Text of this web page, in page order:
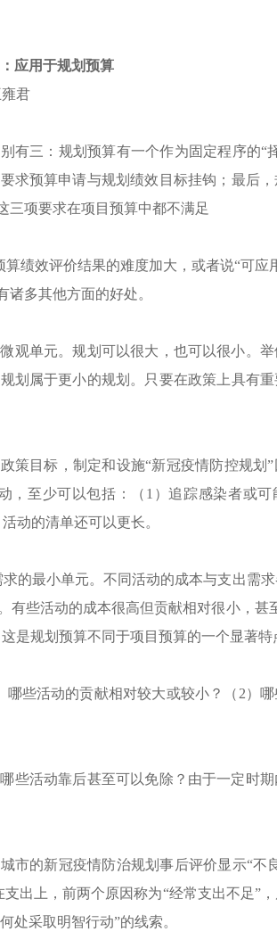
应用于规划预算
君
有三：规划预算有一个作为固定程序的“
求预算申请与规划绩效目标挂钩；最后
三项要求在项目预算中都不满足
绩效评价结果的难度加大，或者说“可应
多其他方面的好处。
观单元。规划可以很大，也可以很小。
划属于更小的规划。只要在政策上具有重
策目标，制定和设施“新冠疫情防控规划
，至少可以包括：（ 1 ）追踪感染者或可
动的清单还可以更长。
的最小单元。不同活动的成本与支出需
有些活动的成本很高但贡献相对很小，甚
是规划预算不同于项目预算的一个显著特
哪些活动的贡献相对较大或较小？ （ 2）
些活动靠后甚至可以免除？由于一定时
市的新冠疫情防治规划事后评价显示“不
出上，前两个原因称为“经常支出不足”
处采取明智行动”的线索。